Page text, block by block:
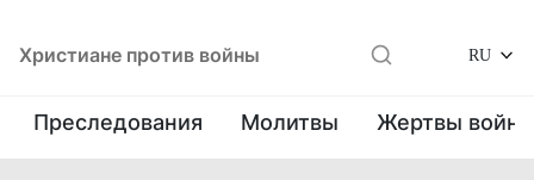
Христиане против войны RU
Преследования Молитвы Жертвы